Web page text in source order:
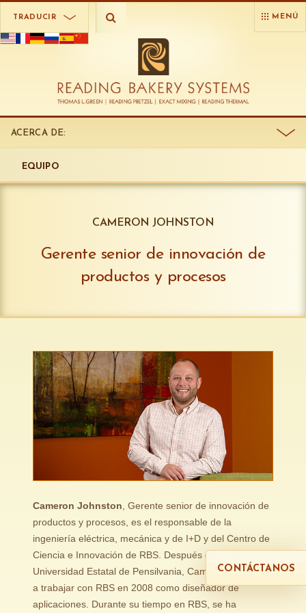
TRADUCIR MENÚ
ACERCA DE:
EQUIPO
CAMERON JOHNSTON
Gerente senior de innovación de
productos y procesos
Cameron Johnston , Gerente senior de innovación de
productos y procesos, es el responsable de la
ingeniería eléctrica, mecánica y de I+D y del Centro de
Ciencia e Innovación de RBS. Después de asistir a la
Universidad Estatal de Pensilvania, Cameron comenzó
a trabajar con RBS en 2008 como diseñador de
aplicaciones. Durante su tiempo en RBS, se ha
CONTÁCTANOS